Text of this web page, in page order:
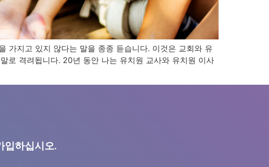
가지고 있지 않다는 말을 종종 듣습니다. 이것은 교회와 유
로 격려됩니다. 20년 동안 나는 유치원 교사와 유치원 이사
입하십시오.